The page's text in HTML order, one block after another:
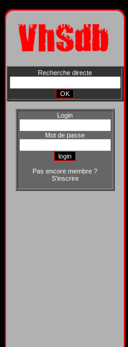
Recherche directe
Login
Mot de passe
Pas encore membre ?
S'inscrire